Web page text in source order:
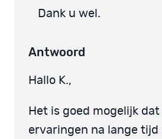
Dank u wel.
Antwoord
Hallo K.,
Het is goed mogelijk
ervaringen na lange tijd